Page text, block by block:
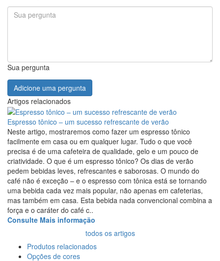
Sua pergunta
Adicione uma pergunta
Artigos relacionados
Espresso tônico – um sucesso refrescante de verão
Neste artigo, mostraremos como fazer um espresso tônico
facilmente em casa ou em qualquer lugar. Tudo o que você
precisa é de uma cafeteira de qualidade, gelo e um pouco de
criatividade. O que é um espresso tônico? Os dias de verão
pedem bebidas leves, refrescantes e saborosas. O mundo do
café não é exceção – e o espresso com tônica está se tornando
uma bebida cada vez mais popular, não apenas em cafeterias,
mas também em casa. Esta bebida nada convencional combina a
força e o caráter do café c..
Consulte Mais informação
todos os artigos
Produtos relacionados
Opções de cores